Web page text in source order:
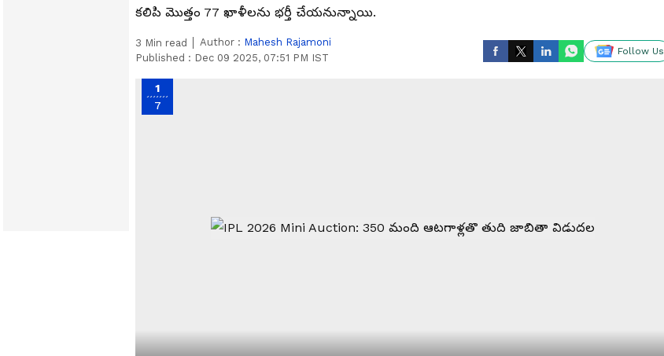
కలిపి మొత్తం 77 ఖాళీలను భర్తీ చేయనున్నాయి.
3 Min read Author : Mahesh Rajamoni
Published : Dec 09 2025, 07:51 PM IST
Follow Us
1
7